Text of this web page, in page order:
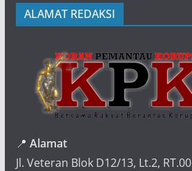
ALAMAT REDAKSI
📍 Alamat
Jl. Veteran Blok D12/13, Lt.2,